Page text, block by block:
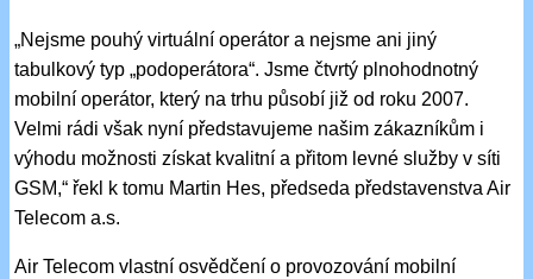
„Nejsme pouhý virtuální operátor a nejsme ani jiný
tabulkový typ „podoperátora“. Jsme čtvrtý plnohodnotný
mobilní operátor, který na trhu působí již od roku 2007.
Velmi rádi však nyní představujeme našim zákazníkům i
výhodu možnosti získat kvalitní a přitom levné služby v síti
GSM,“ řekl k tomu Martin Hes, předseda představenstva Air
Telecom a.s.
Air Telecom vlastní osvědčení o provozování mobilní